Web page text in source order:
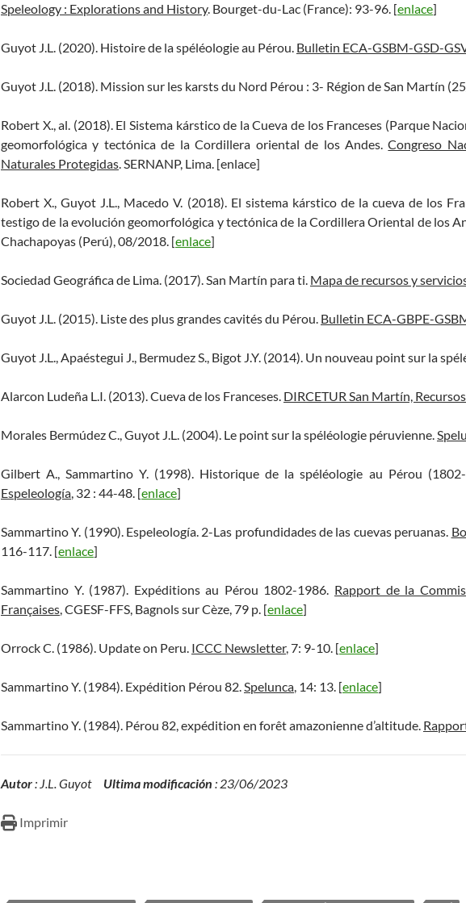
Speleology : Explorations and History. Bourget-du-Lac (France): 93-96. [enlace]
Guyot J.L. (2020). Histoire de la spéléologie au Pérou. Bulletin ECA-GSBM-GSD-
Guyot J.L. (2018). Mission sur les karsts du Nord Pérou : 3- Région de San Martín
Robert X., al. (2018). El Sistema kárstico de la Cueva de los Franceses (Parque
geomorfológica y tectónica de la Cordillera oriental de los Andes.Congreso
Naturales Protegidas. SERNANP, Lima. [enlace]
Robert X., Guyot J.L., Macedo V. (2018). El sistema kárstico de la cueva de los
testigo de la evolución geomorfológica y tectónica de la Cordillera Oriental de los
Chachapoyas (Perú), 08/2018. [enlace]
Sociedad Geográfica de Lima. (2017). San Martín para ti. Mapa de recursos y
Guyot J.L. (2015). Liste des plus grandes cavités du Pérou. Bulletin ECA-GBPE-
Guyot J.L., Apaéstegui J., Bermudez S., Bigot J.Y. (2014). Un nouveau point sur la
Alarcon Ludeña L.I. (2013). Cueva de los Franceses. DIRCETUR San Martín,
Morales Bermúdez C., Guyot J.L. (2004). Le point sur la spéléologie péruvienne.
Gilbert A., Sammartino Y. (1998). Historique de la spéléologie au Pérou
Espeleología, 32 : 44-48. [enlace]
Sammartino Y. (1990). Espeleología. 2-Las profundidades de las cuevas peruanas.
116-117. [enlace]
Sammartino Y. (1987). Expéditions au Pérou 1802-1986. Rapport de la
Françaises, CGESF-FFS, Bagnols sur Cèze, 79 p. [enlace]
Orrock C. (1986). Update on Peru. ICCC Newsletter, 7: 9-10. [enlace]
Sammartino Y. (1984). Expédition Pérou 82.Spelunca, 14: 13. [enlace]
Sammartino Y. (1984). Pérou 82, expédition en forêt amazonienne d’altitude.
Autor: J.L. Guyot Ultima modificación : 23/06/2023
Imprimir